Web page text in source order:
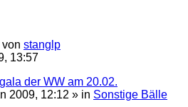
von stanglp
13:57
der WW am 20.02.
2009, 12:12 » in Sonstige Bälle